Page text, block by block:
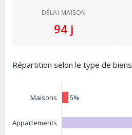
DÉLAI MAISON
94 j
Répartition selon le type de biens
Maisons
Appartements
5%